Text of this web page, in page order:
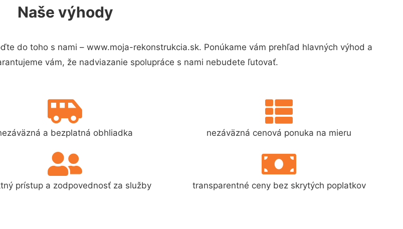
Naše výhody
do toho s nami – www.moja-rekonstrukcia.sk. Ponúkame vám prehľad hlavných výhod a
vám, že nadviazanie spolupráce s nami nebudete ľutovať.
a bezplatná obhliadka nezáväzná cenová ponuka na mieru
prístup a zodpovednosť za služby transparentné ceny bez skrytých poplatkov